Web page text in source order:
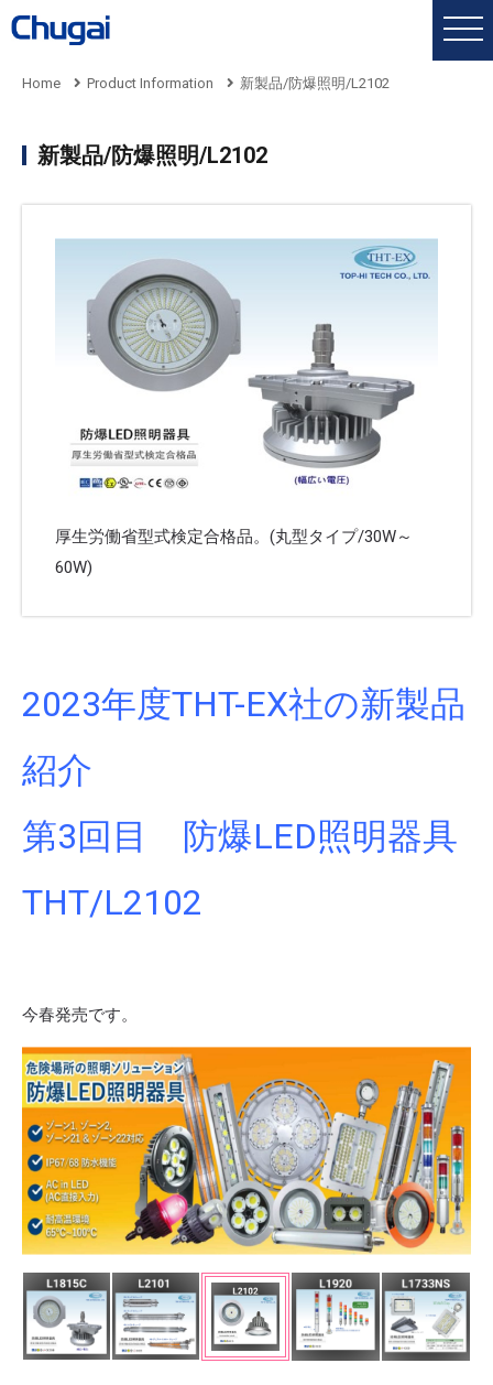
Home Product Information 新製品/防爆照明/L2102
新製品/防爆照明/L2102
厚生労働省型式検定合格品。(丸型タイプ/30W～
60W)
2023年度THT-EX社の新製品
紹介
第3回目 防爆LED照明器具
THT/L2102
今春発売です。